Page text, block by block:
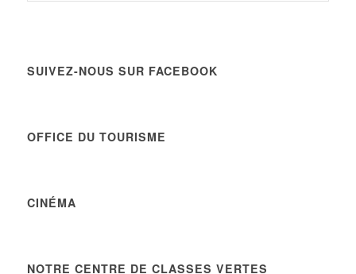
SUIVEZ-NOUS SUR FACEBOOK
OFFICE DU TOURISME
CINÉMA
NOTRE CENTRE DE CLASSES VERTES